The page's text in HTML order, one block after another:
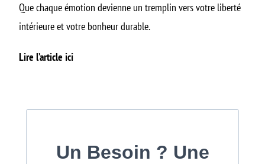
Que chaque émotion devienne un tremplin vers votre liberté
intérieure et votre bonheur durable.
Lire l’article ici
Un Besoin ? Une